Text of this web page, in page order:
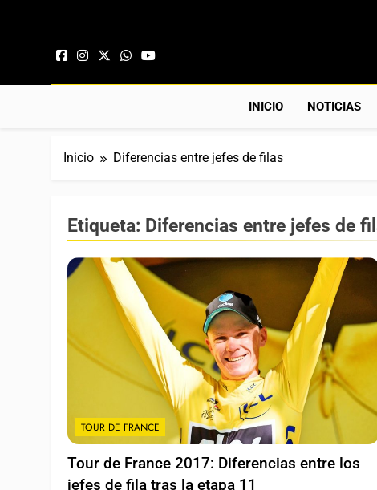
INICIO NOTICIAS
Inicio Diferencias entre jefes de filas
Etiqueta: Diferencias entre jefes de
TOUR DE FRANCE
Tour de France 2017: Diferencias entre los
jefes de fila tras la etapa 11